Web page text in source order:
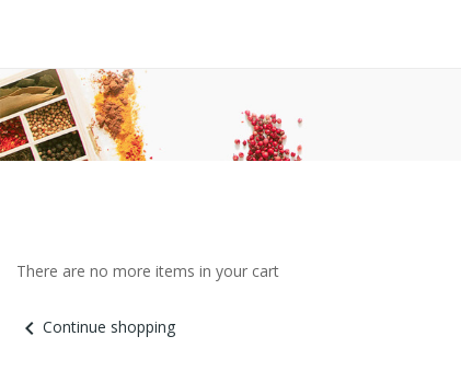
There are no more items in your cart
chevron_left Continue shopping